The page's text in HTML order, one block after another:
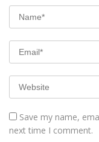
Save my name,
next time I comment.